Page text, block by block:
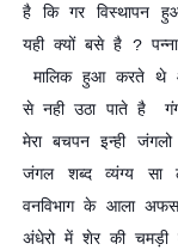
है कि गर विस्थापन
यही क्यों बसे है ?
मालिक हुआ करते थे
से नही उठा पाते है
मेरा बचपन इन्ही
जंगल शब्द व्यंग्य सा
वनविभाग के आला
अंधेरो में शेर की चमड़ी